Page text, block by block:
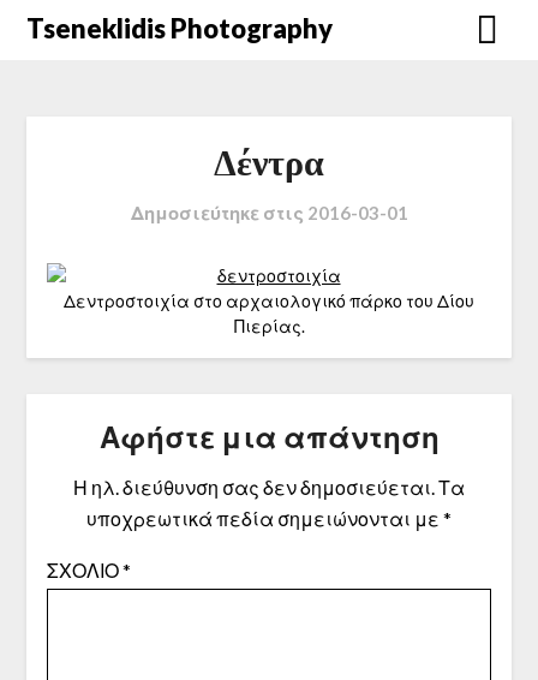
Μετάβαση
Tseneklidis Photography
Δέντρα
Δημοσιεύτηκε στις 2016-03-01
Δεντροστοιχία στο αρχαιολογικό πάρκο του Δίου
Πιερίας.
Αφήστε μια απάντηση
Η ηλ. διεύθυνση σας δεν δημοσιεύεται.Τα
υποχρεωτικά πεδία σημειώνονται με *
ΣΧΌΛΙΟ*